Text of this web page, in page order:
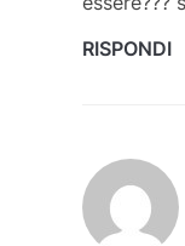
RISPONDI